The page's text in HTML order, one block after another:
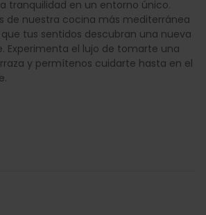
tranquilidad en un entorno único.
de nuestra cocina más mediterránea
tus sentidos descubran una nueva
Experimenta el lujo de tomarte una
y permítenos cuidarte hasta en el